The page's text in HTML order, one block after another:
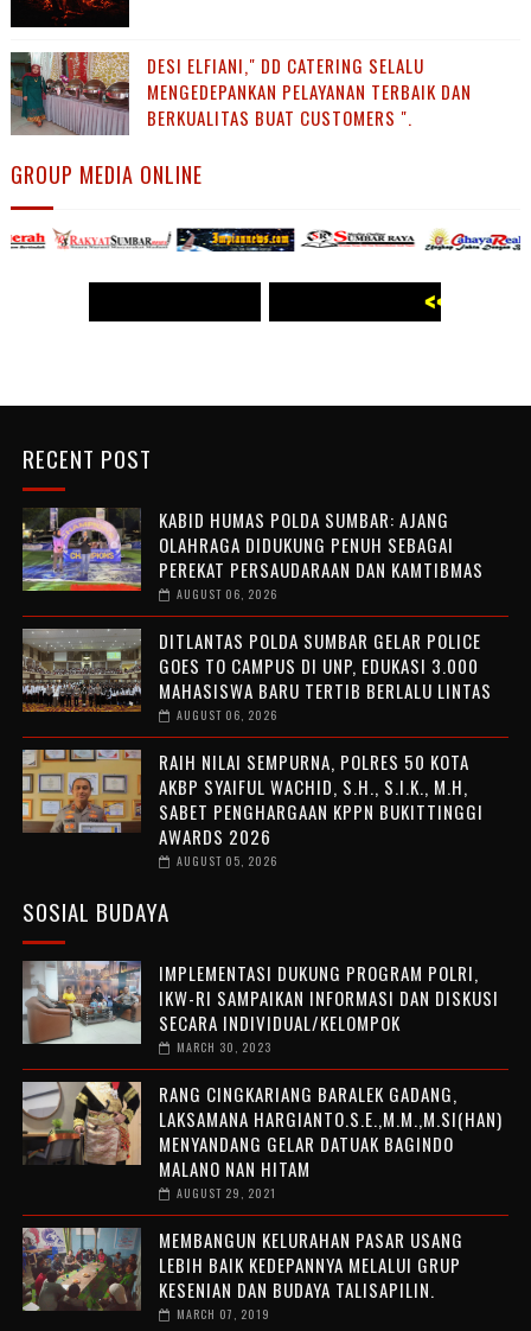
DESI ELFIANI," DD CATERING SELALU
MENGEDEPANKAN PELAYANAN TERBAIK DAN
BERKUALITAS BUAT CUSTOMERS ".
GROUP MEDIA ONLINE
WWW.PANJI POST.COM >>
RECENT POST
KABID HUMAS POLDA SUMBAR: AJANG
OLAHRAGA DIDUKUNG PENUH SEBAGAI
PEREKAT PERSAUDARAAN DAN KAMTIBMAS
AUGUST 06, 2026
DITLANTAS POLDA SUMBAR GELAR POLICE
GOES TO CAMPUS DI UNP, EDUKASI 3.000
MAHASISWA BARU TERTIB BERLALU LINTAS
AUGUST 06, 2026
RAIH NILAI SEMPURNA, POLRES 50 KOTA
AKBP SYAIFUL WACHID, S.H., S.I.K., M.H,
SABET PENGHARGAAN KPPN BUKITTINGGI
AWARDS 2026
AUGUST 05, 2026
SOSIAL BUDAYA
IMPLEMENTASI DUKUNG PROGRAM POLRI,
IKW-RI SAMPAIKAN INFORMASI DAN DISKUSI
SECARA INDIVIDUAL/KELOMPOK
MARCH 30, 2023
RANG CINGKARIANG BARALEK GADANG,
LAKSAMANA HARGIANTO.S.E.,M.M.,M.SI(HAN)
MENYANDANG GELAR DATUAK BAGINDO
MALANO NAN HITAM
AUGUST 29, 2021
MEMBANGUN KELURAHAN PASAR USANG
LEBIH BAIK KEDEPANNYA MELALUI GRUP
KESENIAN DAN BUDAYA TALISAPILIN.
MARCH 07, 2019